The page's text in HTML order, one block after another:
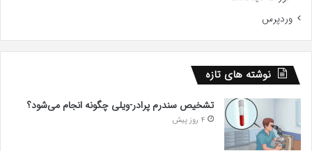
وردپرس
نوشته های تازه
تشخیص سندرم پرادر-ویلی چگونه انجام می‌شود؟
4 روز پیش